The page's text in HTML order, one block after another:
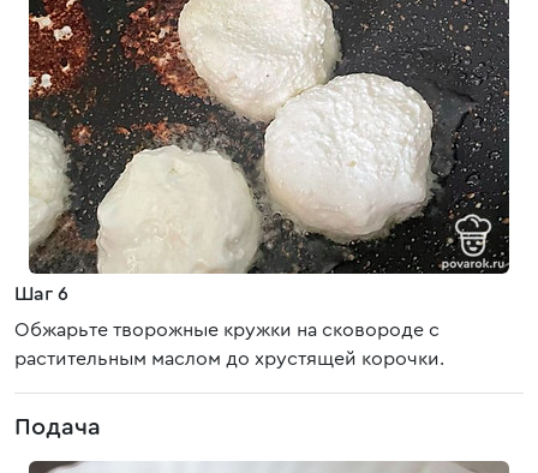
Шаг 6
Обжарьте творожные кружки на сковороде с
растительным маслом до хрустящей корочки.
Подача